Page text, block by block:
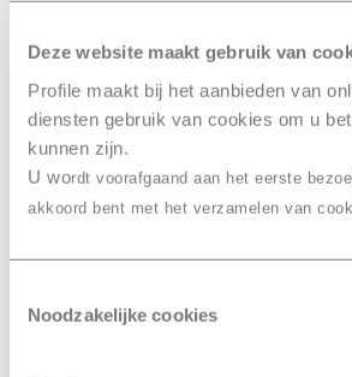
Deze website maakt gebruik van
Profile maakt bij het aanbieden van
diensten gebruik van cookies om u
kunnen zijn.
U wordt voorafgaand aan het eerste
akkoord bent met het verzamelen van
Noodzakelijke cookies
onnodig veel brandstof. Een
landbouwvoertuig rijdt niet zoals
slijten onregelmatig, zeker bij een
dan gaat het nog veel sneller.
Wij zijn gespecialiseerd in
analyseert een van onze experts
gebruikt de hartlijn van het
referentie. Met behulp van